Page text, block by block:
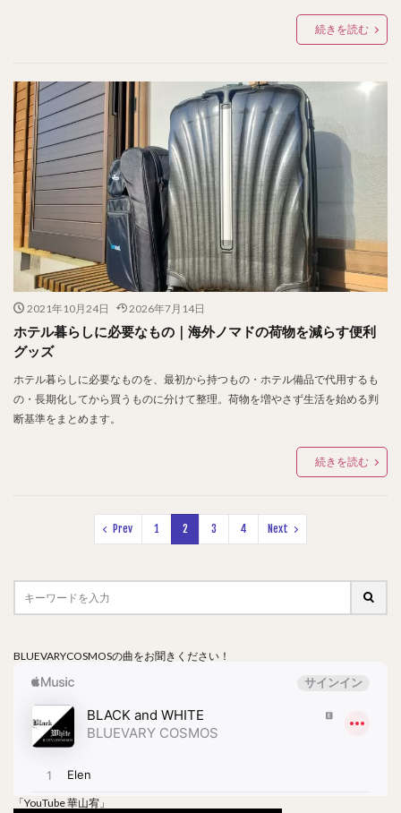
続きを読む
2021年10月24日 2026年7月14日
ホテル暮らしに必要なもの｜海外ノマドの荷物を減らす便利
グッズ
ホテル暮らしに必要なものを、最初から持つもの・ホテル備品で代用するも
の・長期化してから買うものに分けて整理。荷物を増やさず生活を始める判
断基準をまとめます。
続きを読む
Prev 1 2 3 4 Next
BLUEVARYCOSMOSの曲をお聞きください！
「YouTube 華山宥」